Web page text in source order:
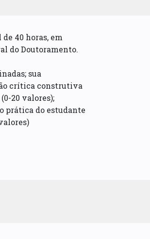
40 horas, em
do Doutoramento.
sua
crítica construtiva
20 valores);
prática do estudante